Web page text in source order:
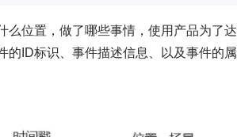
位置，做了哪些事情，使用产品为了
的ID标识、事件描述信息、以及事件的